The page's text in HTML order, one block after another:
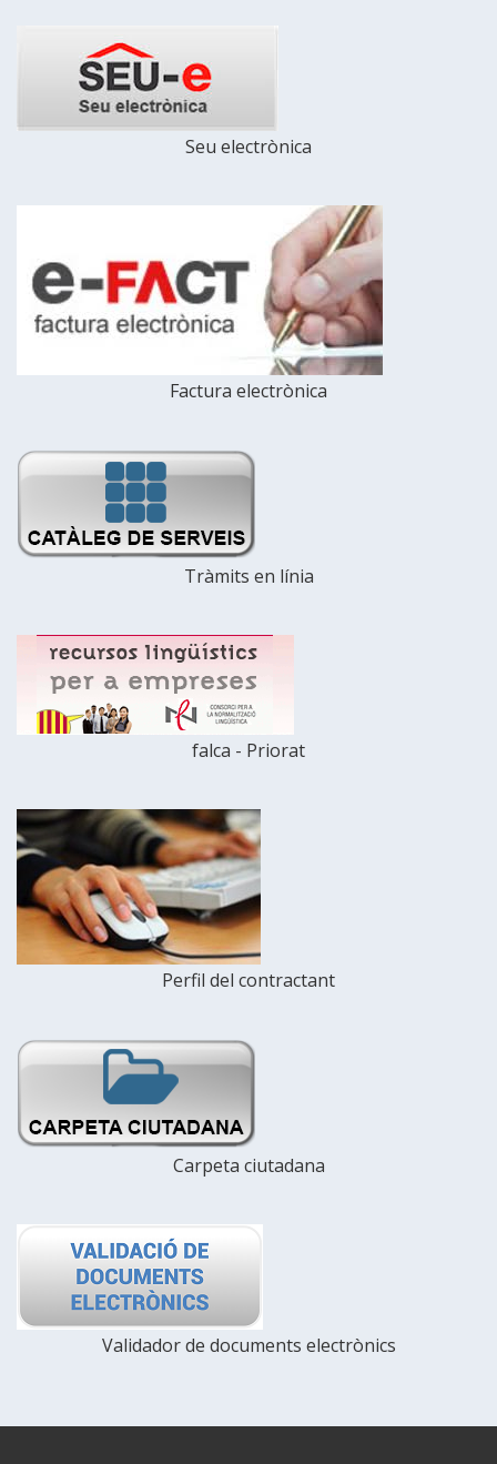
Seu electrònica
Factura electrònica
Tràmits en línia
falca - Priorat
Perfil del contractant
Carpeta ciutadana
Validador de documents electrònics